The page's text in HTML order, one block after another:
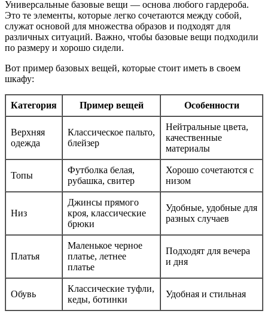
Универсальные базовые вещи — основа любого гардероба.
Это те элементы, которые легко сочетаются между собой,
служат основой для множества образов и подходят для
различных ситуаций. Важно, чтобы базовые вещи подходили
по размеру и хорошо сидели.
Вот пример базовых вещей, которые стоит иметь в своем
шкафу:
Категория Пример вещей Особенности
Верхняя
одежда
Классическое пальто,
блейзер
Нейтральные цвета,
качественные
материалы
Топы
Футболка белая,
рубашка, свитер
Хорошо сочетаются с
низом
Низ
Джинсы прямого
кроя, классические
брюки
Удобные, удобные для
разных случаев
Платья
Маленькое черное
платье, летнее
платье
Подходят для вечера
и дня
Обувь
Классические туфли,
кеды, ботинки
Удобная и стильная